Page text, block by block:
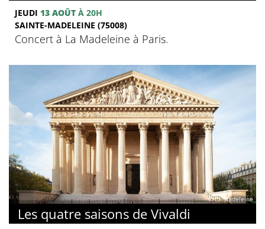
JEUDI 13 AOÛT À 20H
SAINTE-MADELEINE (75008)
Concert à La Madeleine à Paris.
© La Madeleine
Les quatre saisons de Vivaldi